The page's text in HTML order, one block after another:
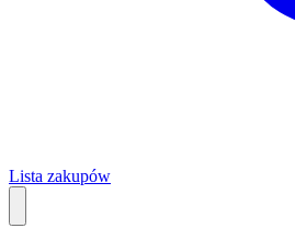
Lista zakupów